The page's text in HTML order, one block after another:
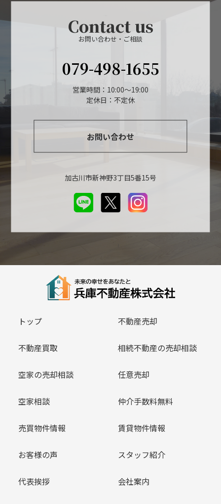
Contact us
お問い合わせ・ご相談
079-498-1655
営業時間：10:00～19:00
定休日：不定休
お問い合わせ
加古川市新神野3丁目5番15号
トップ 不動産売却
不動産買取 相続不動産の売却相談
空家の売却相談 任意売却
空家相談 仲介手数料無料
売買物件情報 賃貸物件情報
お客様の声 スタッフ紹介
代表挨拶 会社案内